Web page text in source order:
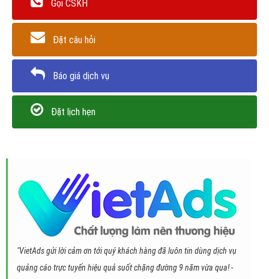
Gọi CSKH
Đặt câu hỏi
Báo giá dịch vụ
Đặt lịch hẹn
"VietAds gửi lời cảm ơn tới quý khách hàng đã luôn tin dùng dịch vụ
quảng cáo trực tuyến hiệu quả suốt chặng đường 9 năm vừa qua! -